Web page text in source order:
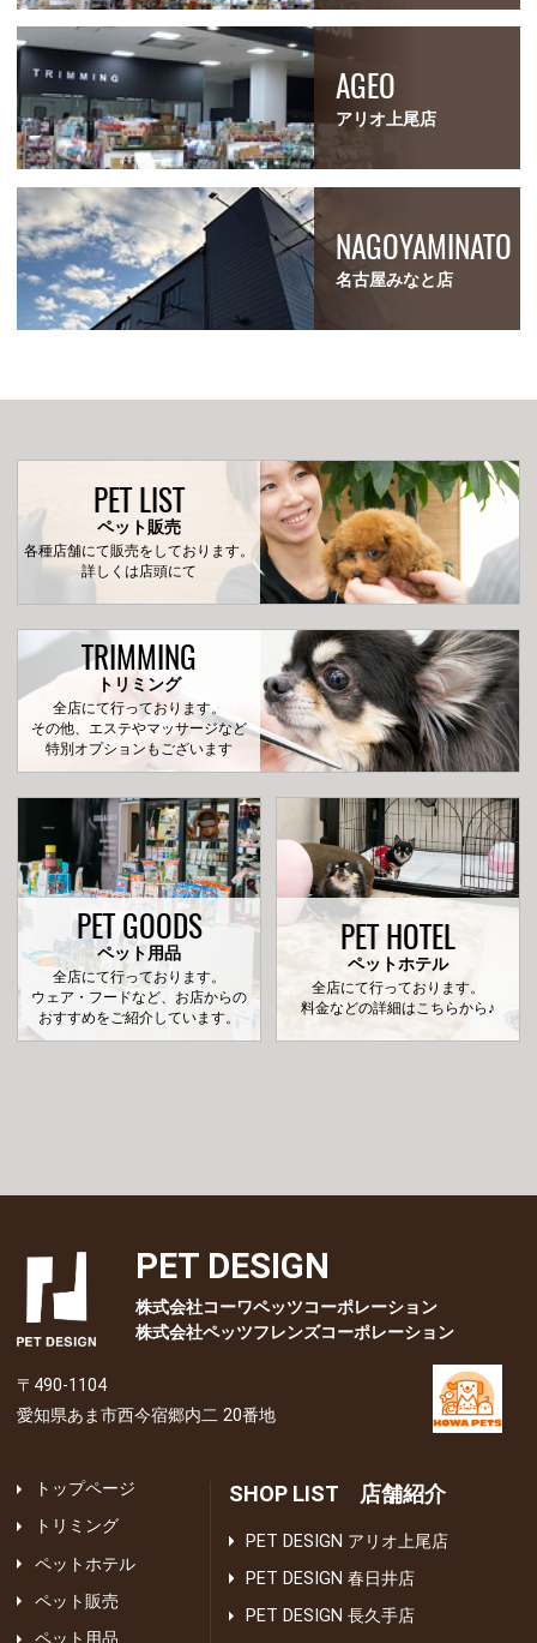
AGEO
アリオ上尾店
NAGOYAMINATO
名古屋みなと店
PET LIST
ペット販売
各種店舗にて販売をしております。
詳しくは店頭にて
TRIMMING
トリミング
全店にて行っております。
その他、エステやマッサージなど
特別オプションもございます
PET GOODS
ペット用品
全店にて行っております。
ウェア・フードなど、お店からの
おすすめをご紹介しています。
PET HOTEL
ペットホテル
全店にて行っております。
料金などの詳細はこちらから♪
PET DESIGN
株式会社コーワペッツコーポレーション
株式会社ペッツフレンズコーポレーション
〒490-1104
愛知県あま市西今宿郷内二 20番地
トップページ
トリミング
ペットホテル
ペット販売
SHOP LIST 店舗紹介
PET DESIGN アリオ上尾店
PET DESIGN 春日井店
PET DESIGN 長久手店